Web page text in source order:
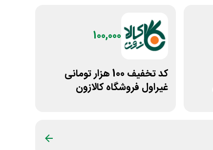
100,000
کد تخفیف 100 هزار تومانی
غیراول فروشگاه کالازون